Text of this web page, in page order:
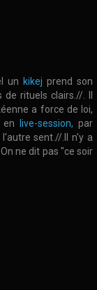
un kikej prend son
rituels clairs.//. Il
a force de loi,
en
live-session, par
sent.//.Il n'y a
ne dit pas "ce soir